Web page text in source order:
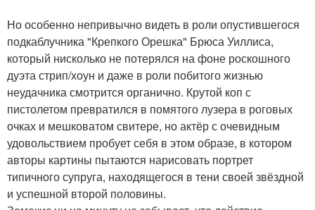
Но особенно непривычно видеть в роли опустившегося
подкаблучника "Крепкого Орешка" Брюса Уиллиса,
который нисколько не потерялся на фоне роскошного
дуэта стрип/хоун и даже в роли побитого жизнью
неудачника смотрится органично. Крутой коп с
пистолетом превратился в помятого лузера в роговых
очках и мешковатом свитере, но актёр с очевидным
удовольствием пробует себя в этом образе, в котором
авторы картины пытаются нарисовать портрет
типичного супруга, находящегося в тени своей звёздной
и успешной второй половины.